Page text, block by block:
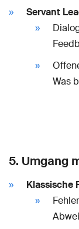
Servant
Was
5. Umgang
Klassische